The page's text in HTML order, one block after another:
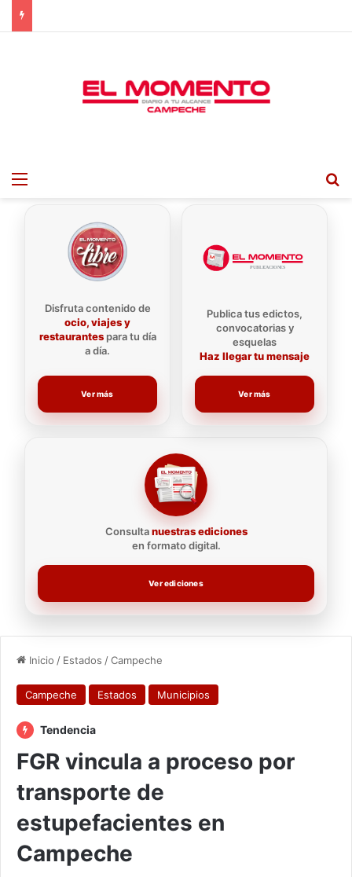
Menu
Disfruta contenido de
ocio, viajes y
restaurantespara tu día
a día.
Ver más
Consultanuestras ediciones
en formato digital.
Ver ediciones
Publica tus edictos,
convocatorias y
esquelas
Haz llegar tu mensaje
Ver más
Inicio / Estados /Campeche
Campeche Estados Municipios
Tendencia
FGR vincula a proceso por
transporte de
estupefacientes en
Campeche